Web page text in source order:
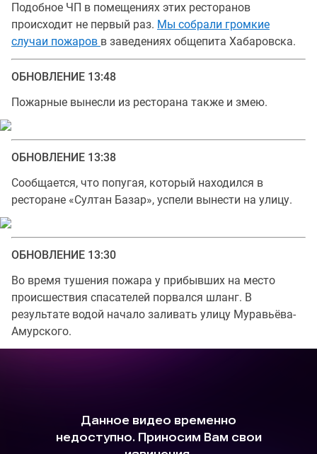
Подобное ЧП в помещениях этих ресторанов
происходит не первый раз. Мы собрали громкие
случаи пожаров в заведениях общепита Хабаровска.
ОБНОВЛЕНИЕ 13:48
Пожарные вынесли из ресторана также и змею.
ОБНОВЛЕНИЕ 13:38
Сообщается, что попугая, который находился в
ресторане «Султан Базар», успели вынести на улицу.
ОБНОВЛЕНИЕ 13:30
Во время тушения пожара у прибывших на место
происшествия спасателей порвался шланг. В
результате водой начало заливать улицу Муравьёва-
Амурского.